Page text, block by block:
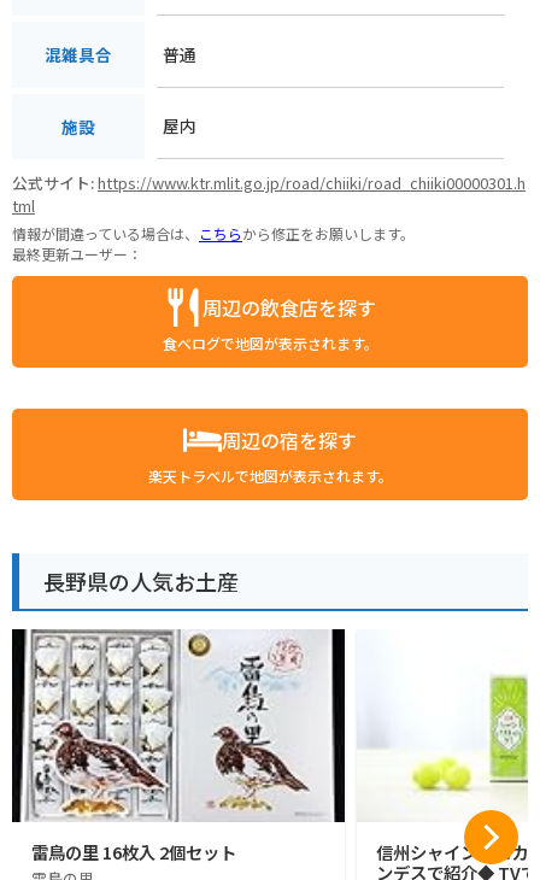
混雑具合 普通
施設 屋内
公式サイト:https://www.ktr.mlit.go.jp/road/chiiki/road_chiiki00000301.h
tml
情報が間違っている場合は、 こちらから修正をお願いします。
最終更新ユーザー：
周辺の飲食店を探す
食べログで地図が表示されます。
周辺の宿を探す
楽天トラベルで地図が表示されます。
長野県の人気お土産
雷鳥の里 16枚入 2個セット
信州シャインマスカ
ンデスで紹介◆ TV